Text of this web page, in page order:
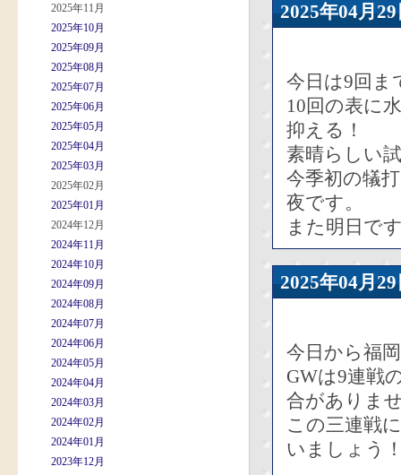
2025年11月
2025年10月
2025年09月
2025年08月
2025年07月
2025年06月
2025年05月
2025年04月
2025年03月
2025年02月
2025年01月
2024年12月
2024年11月
2024年10月
2024年09月
2024年08月
2024年07月
2024年06月
2024年05月
2024年04月
2024年03月
2024年02月
2024年01月
2023年12月
2025年04
今日は9回ま
10回の表に
抑える！
素晴らしい
今季初の犠
夜です。
また明日で
2025年04
今日から福
GWは9連戦
合がありま
この三連戦
いましょう